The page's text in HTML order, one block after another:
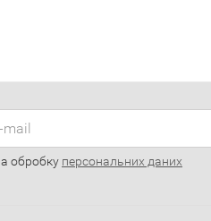
обробку персональних даних